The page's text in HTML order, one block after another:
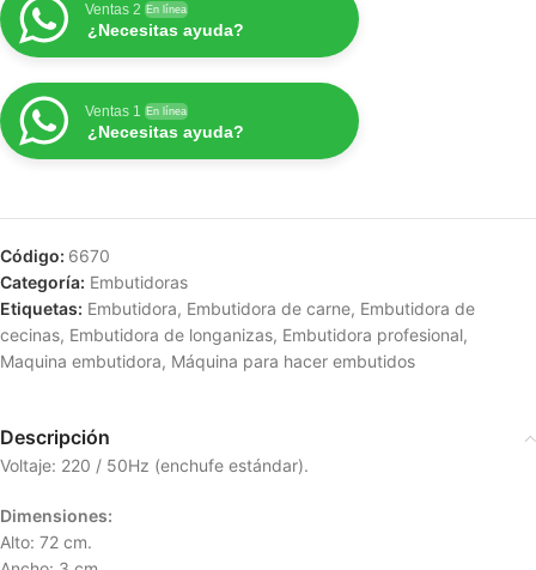
Ventas 2 En línea
¿Necesitas ayuda?
Ventas 1 En línea
¿Necesitas ayuda?
Código: 6670
Categoría: Embutidoras
Etiquetas: Embutidora, Embutidora de carne, Embutidora de
cecinas, Embutidora de longanizas, Embutidora profesional,
Maquina embutidora, Máquina para hacer embutidos
Descripción
Voltaje: 220 / 50Hz (enchufe estándar).
Dimensiones:
Alto: 72 cm.